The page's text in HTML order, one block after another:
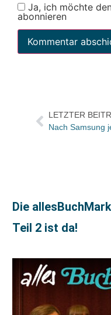
Ja, ich möchte
abonnieren
LETZTER
Die
Teil 2 ist da!